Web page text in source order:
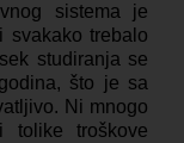
sistema je
svakako trebalo
studiranja se
što je sa
Ni mnogo
tolike troškove